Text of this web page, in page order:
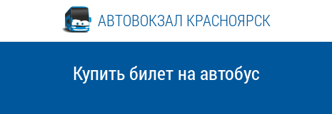
АВТОВОКЗАЛ КРАСНОЯРСК
Купить билет на автобус